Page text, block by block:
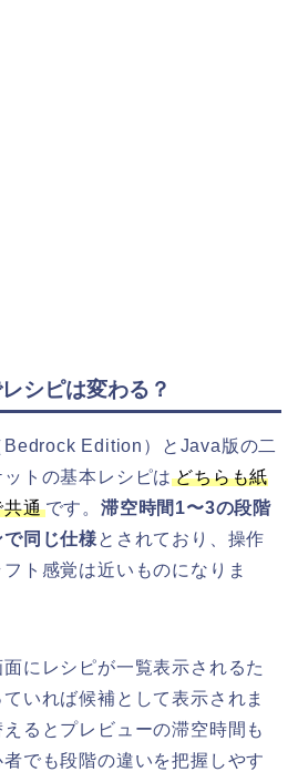
シピは変わる？
Bedrock Edition）とJava版の二
トの基本レシピはどちらも紙
共通です。滞空時間1〜3の段階
同じ仕様とされており、操作
ト感覚は近いものになりま
にレシピが一覧表示されるた
いれば候補として表示されま
るとプレビューの滞空時間も
でも段階の違いを把握しやす